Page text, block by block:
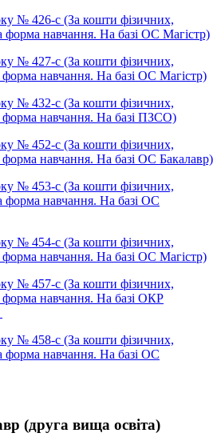
№ 426-с (За кошти фізичних,
форма навчання. На базі ОС Магістр)
№ 427-с (За кошти фізичних,
навчання. На базі ОС Магістр)
№ 432-с (За кошти фізичних,
навчання. На базі ПЗСО)
№ 452-с (За кошти фізичних,
навчання. На базі ОС Бакалавр)
№ 453-с (За кошти фізичних,
форма навчання. На базі ОС
№ 454-с (За кошти фізичних,
навчання. На базі ОС Магістр)
№ 457-с (За кошти фізичних,
навчання. На базі ОКР
№ 458-с (За кошти фізичних,
форма навчання. На базі ОС
(друга вища освіта)